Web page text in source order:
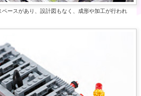
ースがあり、設計図もなく、成形や加工が行われ